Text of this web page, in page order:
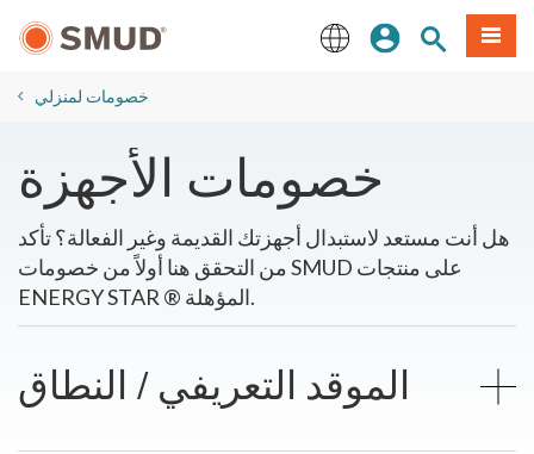
إلى
الرئيسي
تسجيل الدخول
بحث الموقع
طعام
خصومات لمنزلي
​خصومات الأجهزة
هل أنت مستعد لاستبدال أجهزتك القديمة وغير الفعالة؟ تأكد
من التحقق هنا أولاً من خصومات SMUD على منتجات
ENERGY STAR ® المؤهلة.
الموقد التعريفي / النطاق